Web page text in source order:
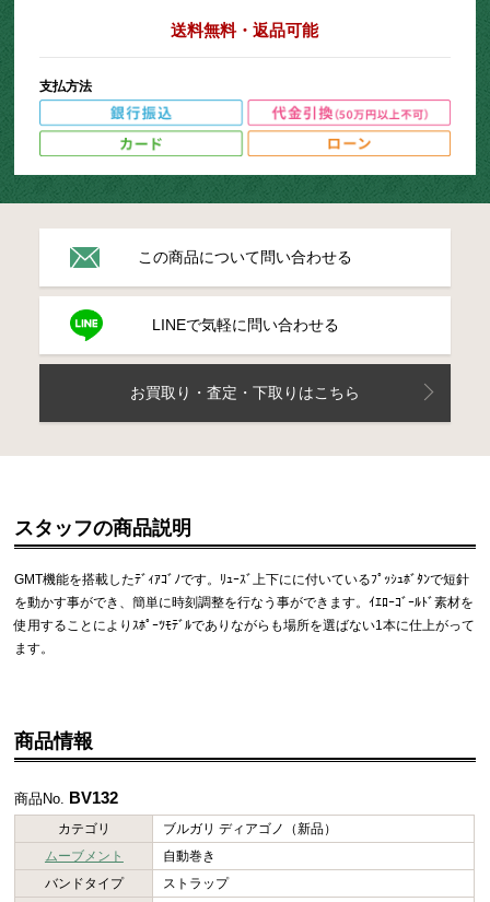
送料無料・返品可能
支払方法
この商品について問い合わせる
LINEで気軽に問い合わせる
お買取り・査定・下取りはこちら
スタッフの商品説明
GMT機能を搭載したﾃﾞｨｱｺﾞﾉです。ﾘｭｰｽﾞ上下にに付いているﾌﾟｯｼｭﾎﾞﾀﾝで短針
を動かす事ができ、簡単に時刻調整を行なう事ができます。ｲｴﾛｰｺﾞｰﾙﾄﾞ素材を
使用することによりｽﾎﾟｰﾂﾓﾃﾞﾙでありながらも場所を選ばない1本に仕上がって
ます。
商品情報
商品No. BV132
カテゴリ
ブルガリ ディアゴノ（新品）
ムーブメント
自動巻き
バンドタイプ
ストラップ